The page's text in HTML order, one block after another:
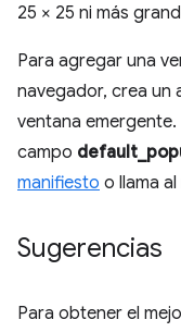
25 × 25 ni más
Para agregar una
navegador, crea un
ventana emergente.
campo
manifiesto o llama
Sugerencias
Para obtener el